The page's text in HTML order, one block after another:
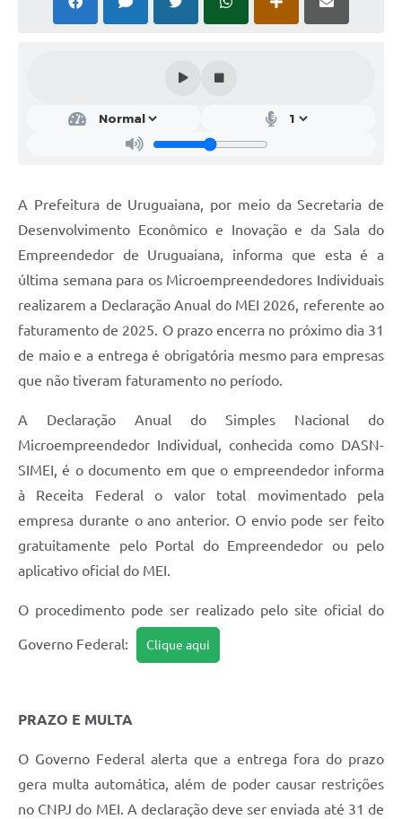
Solicitação Obras
Colégio Agrícola Municipal
SIM - Serviço de Inspeção Municipal
Vigilância Sanitária
Vigilância Ambiental em Saúde
Galeria de Fotos
Contratos
Obras
Galeria de Vídeos
Contas Públicas
Termos de Uso & Política de Privacidade
A Prefeitura de Uruguaiana, por meio da Secretaria de
Desenvolvimento Econômico e Inovação e da Sala do
Empreendedor de Uruguaiana, informa que esta é a
última semana para os Microempreendedores Individuais
realizarem a Declaração Anual do MEI 2026, referente ao
faturamento de 2025. O prazo encerra no próximo dia 31
de maio e a entrega é obrigatória mesmo para empresas
que não tiveram faturamento no período.
A Declaração Anual do Simples Nacional do
Microempreendedor Individual, conhecida como DASN-
SIMEI, é o documento em que o empreendedor informa
à Receita Federal o valor total movimentado pela
empresa durante o ano anterior. O envio pode ser feito
gratuitamente pelo Portal do Empreendedor ou pelo
aplicativo oficial do MEI.
O procedimento pode ser realizado pelo site oficial do
Governo Federal: Clique aqui
PRAZO E MULTA
O Governo Federal alerta que a entrega fora do prazo
gera multa automática, além de poder causar restrições
no CNPJ do MEI. A declaração deve ser enviada até 31 de